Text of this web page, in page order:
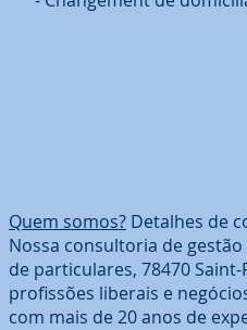
Quem somos? Detalhes de
Nossa consultoria de
de particulares, 78470 Saint-
profissões liberais e
com mais de 20 anos de